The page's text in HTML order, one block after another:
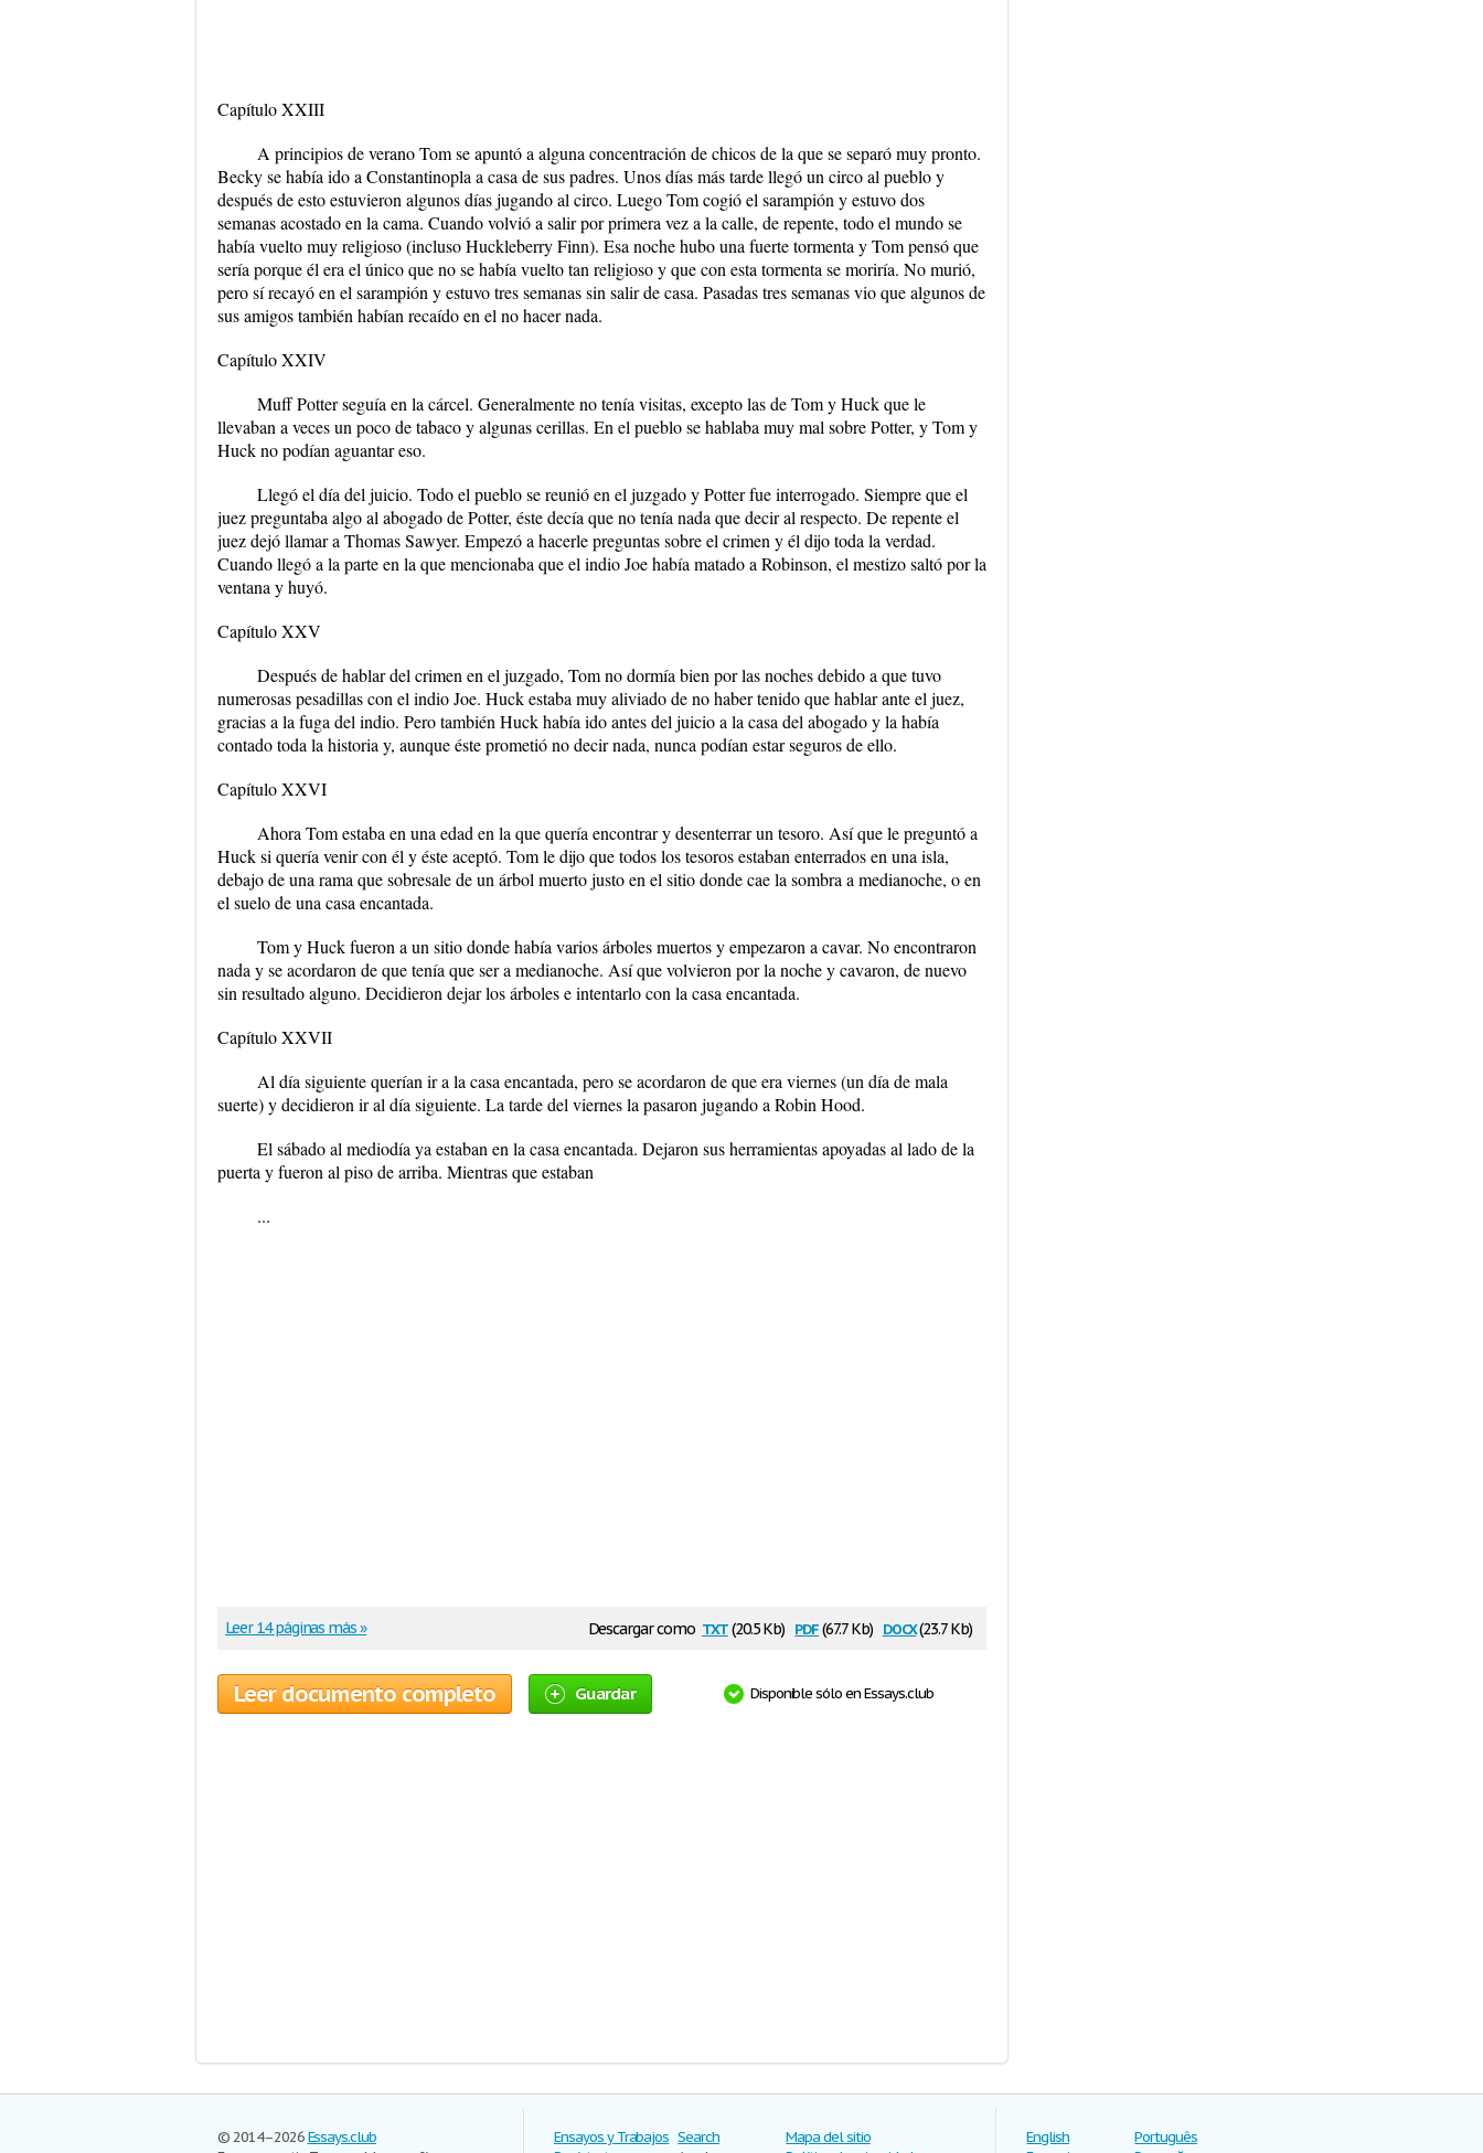
Capítulo XXIII
A principios de verano Tom se apuntó a alguna concentración de chicos de la que se separó muy pronto.
Becky se había ido a Constantinopla a casa de sus padres. Unos días más tarde llegó un circo al pueblo y
después de esto estuvieron algunos días jugando al circo. Luego Tom cogió el sarampión y estuvo dos
semanas acostado en la cama. Cuando volvió a salir por primera vez a la calle, de repente, todo el mundo se
había vuelto muy religioso (incluso Huckleberry Finn). Esa noche hubo una fuerte tormenta y Tom pensó que
sería porque él era el único que no se había vuelto tan religioso y que con esta tormenta se moriría. No murió,
pero sí recayó en el sarampión y estuvo tres semanas sin salir de casa. Pasadas tres semanas vio que algunos de
sus amigos también habían recaído en el no hacer nada.
Capítulo XXIV
Muff Potter seguía en la cárcel. Generalmente no tenía visitas, excepto las de Tom y Huck que le
llevaban a veces un poco de tabaco y algunas cerillas. En el pueblo se hablaba muy mal sobre Potter, y Tom y
Huck no podían aguantar eso.
Llegó el día del juicio. Todo el pueblo se reunió en el juzgado y Potter fue interrogado. Siempre que el
juez preguntaba algo al abogado de Potter, éste decía que no tenía nada que decir al respecto. De repente el
juez dejó llamar a Thomas Sawyer. Empezó a hacerle preguntas sobre el crimen y él dijo toda la verdad.
Cuando llegó a la parte en la que mencionaba que el indio Joe había matado a Robinson, el mestizo saltó por la
ventana y huyó.
Capítulo XXV
Después de hablar del crimen en el juzgado, Tom no dormía bien por las noches debido a que tuvo
numerosas pesadillas con el indio Joe. Huck estaba muy aliviado de no haber tenido que hablar ante el juez,
gracias a la fuga del indio. Pero también Huck había ido antes del juicio a la casa del abogado y la había
contado toda la historia y, aunque éste prometió no decir nada, nunca podían estar seguros de ello.
Capítulo XXVI
Ahora Tom estaba en una edad en la que quería encontrar y desenterrar un tesoro. Así que le preguntó a
Huck si quería venir con él y éste aceptó. Tom le dijo que todos los tesoros estaban enterrados en una isla,
debajo de una rama que sobresale de un árbol muerto justo en el sitio donde cae la sombra a medianoche, o en
el suelo de una casa encantada.
Tom y Huck fueron a un sitio donde había varios árboles muertos y empezaron a cavar. No encontraron
nada y se acordaron de que tenía que ser a medianoche. Así que volvieron por la noche y cavaron, de nuevo
sin resultado alguno. Decidieron dejar los árboles e intentarlo con la casa encantada.
Capítulo XXVII
Al día siguiente querían ir a la casa encantada, pero se acordaron de que era viernes (un día de mala
suerte) y decidieron ir al día siguiente. La tarde del viernes la pasaron jugando a Robin Hood.
El sábado al mediodía ya estaban en la casa encantada. Dejaron sus herramientas apoyadas al lado de la
puerta y fueron al piso de arriba. Mientras que estaban
...
Descargar como txt(20.5 Kb) pdf(67.7 Kb) docx(23.7 Kb)
Leer 14 páginas más »
Leer documento completo Guardar Disponible sólo en Essays.club
© 2014–2026Essays.club
Ensayos y Trabajos Search
Mapa del sitio
English
Português